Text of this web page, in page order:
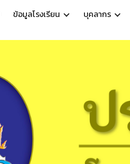
Skip to main content
ข้อมูลโรงเรียน บุคลากร